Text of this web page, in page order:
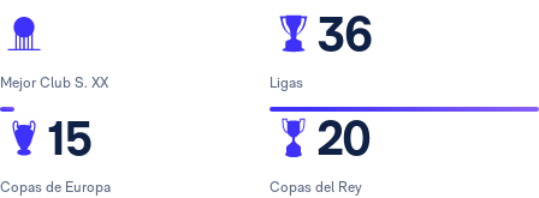
Mejor Club S. XX
15
Copas de Europa
36
Ligas
20
Copas del Rey